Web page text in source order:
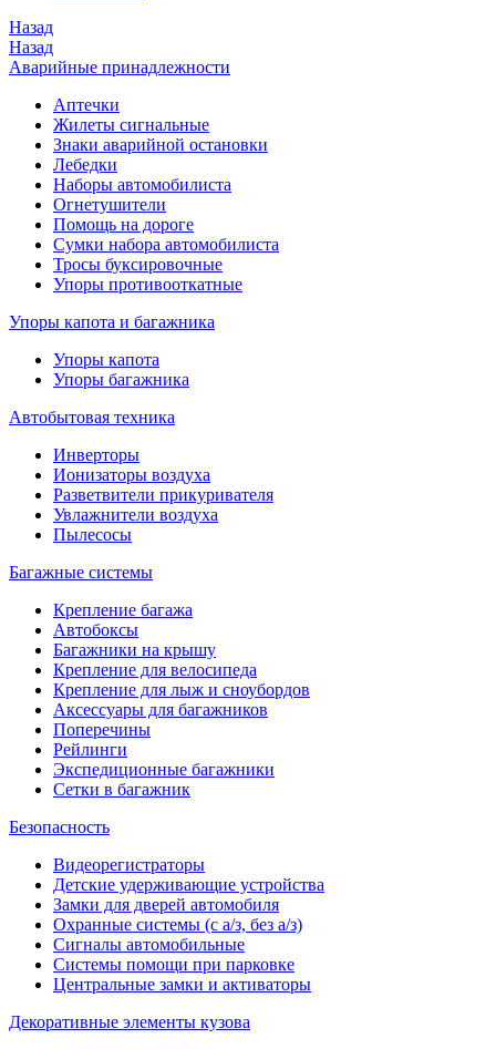
Назад
Назад
Аварийные принадлежности
Аптечки
Жилеты сигнальные
Знаки аварийной остановки
Лебедки
Наборы автомобилиста
Огнетушители
Помощь на дороге
Сумки набора автомобилиста
Тросы буксировочные
Упоры противооткатные
Упоры капота и багажника
Упоры капота
Упоры багажника
Автобытовая техника
Инверторы
Ионизаторы воздуха
Разветвители прикуривателя
Увлажнители воздуха
Пылесосы
Багажные системы
Крепление багажа
Автобоксы
Багажники на крышу
Крепление для велосипеда
Крепление для лыж и сноубордов
Аксессуары для багажников
Поперечины
Рейлинги
Экспедиционные багажники
Сетки в багажник
Безопасность
Видеорегистраторы
Детские удерживающие устройства
Замки для дверей автомобиля
Охранные системы (с а/з, без а/з)
Сигналы автомобильные
Системы помощи при парковке
Центральные замки и активаторы
Декоративные элементы кузова